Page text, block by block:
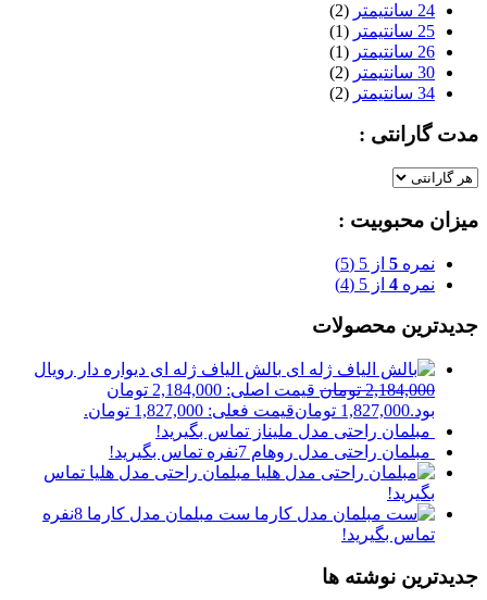
24 سانتیمتر
(2)
25 سانتیمتر
(1)
26 سانتیمتر
(1)
30 سانتیمتر
(2)
34 سانتیمتر
(2)
مدت گارانتی :
میزان محبوبیت :
نمره 5 از 5
(5)
نمره 4 از 5 (4)
جدیدترین محصولات
بالش الیاف ژله ای دیواره دار رویال
2,184,000 تومان
قیمت اصلی: 2,184,000 تومان
بود.1,827,000 تومانقیمت فعلی: 1,827,000 تومان.
مبلمان راحتی مدل ملیناز تماس بگیرید!
مبلمان راحتی مدل روهام 7نفره
تماس بگیرید!
مبلمان راحتی مدل هلیا تماس
بگیرید!
ست مبلمان مدل کارما 8نفره
تماس بگیرید!
جدیدترین نوشته ها